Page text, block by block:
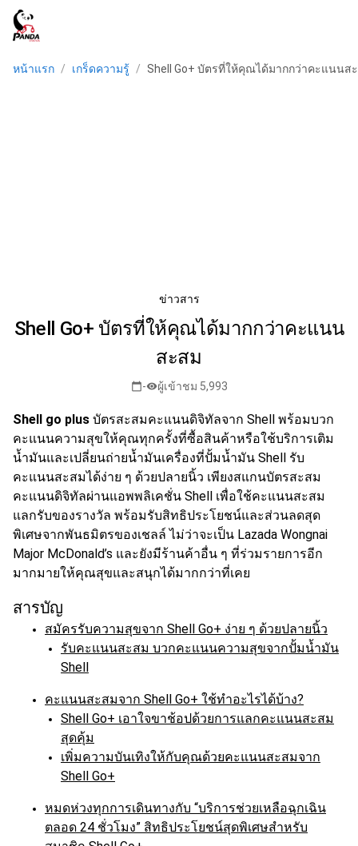
หน้าแรก / เกร็ดความรู้ / Shell Go+ บัตรที่ให้คุณได้มากกว่าคะแนนส
ข่าวสาร
Shell Go+ บัตรที่ให้คุณได้มากกว่าคะแนน
สะสม
calendar_today-visibilityผู้เข้าชม 5,993
Shell go plus บัตรสะสมคะแนนดิจิทัลจาก Shell พร้อมบวก
คะแนนความสุขให้คุณทุกครั้งที่ซื้อสินค้าหรือใช้บริการเติม
น้ำมันและเปลี่ยนถ่ายน้ำมันเครื่องที่ปั้มน้ำมัน Shell รับ
คะแนนสะสมได้ง่าย ๆ ด้วยปลายนิ้ว เพียงสแกนบัตรสะสม
คะแนนดิจิทัลผ่านแอพพลิเคชั่น Shell เพื่อใช้คะแนนสะสม
แลกรับของรางวัล พร้อมรับสิทธิประโยชน์และส่วนลดสุด
พิเศษจากพันธมิตรของเชลล์ ไม่ว่าจะเป็น Lazada Wongnai
Major McDonald’s และยังมีร้านค้าอื่น ๆ ที่ร่วมรายการอีก
มากมายให้คุณสุขและสนุกได้มากกว่าที่เคย
สารบัญ
สมัครรับความสุขจาก Shell Go+ ง่าย ๆ ด้วยปลายนิ้ว
รับคะแนนสะสม บวกคะแนนความสุขจากปั้มน้ำมัน
Shell
คะแนนสะสมจาก Shell Go+ ใช้ทำอะไรได้บ้าง?
Shell Go+ เอาใจขาช้อปด้วยการแลกคะแนนสะสม
สุดคุ้ม
เพิ่มความบันเทิงให้กับคุณด้วยคะแนนสะสมจาก
Shell Go+
หมดห่วงทุกการเดินทางกับ “บริการช่วยเหลือฉุกเฉิน
ตลอด 24 ชั่วโมง” สิทธิประโยชน์สุดพิเศษสำหรับ